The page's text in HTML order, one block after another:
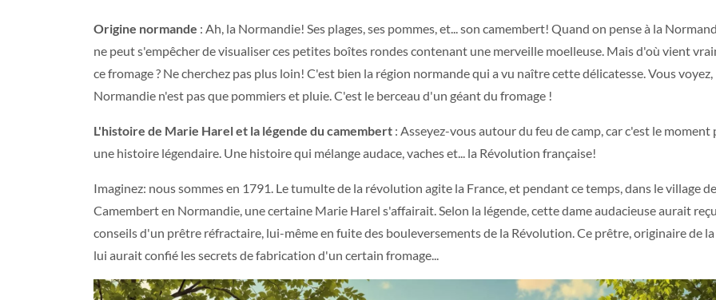
Origine normande : Ah, la Normandie! Ses plages, ses pommes, et... son camembert! Quand on pense à la
ne peut s'empêcher de visualiser ces petites boîtes rondes contenant une merveille moelleuse. Mais d'où vient
ce fromage ? Ne cherchez pas plus loin! C'est bien la région normande qui a vu naître cette délicatesse. Vous voyez,
Normandie n'est pas que pommiers et pluie. C'est le berceau d'un géant du fromage !
L'histoire de Marie Harel et la légende du camembert : Asseyez-vous autour du feu de camp, car c'est le moment
une histoire légendaire. Une histoire qui mélange audace, vaches et... la Révolution française!
Imaginez: nous sommes en 1791. Le tumulte de la révolution agite la France, et pendant ce temps, dans le village de
Camembert en Normandie, une certaine Marie Harel s'affairait. Selon la légende, cette dame audacieuse aurait
conseils d'un prêtre réfractaire, lui-même en fuite des bouleversements de la Révolution. Ce prêtre, originaire de
lui aurait confié les secrets de fabrication d'un certain fromage...